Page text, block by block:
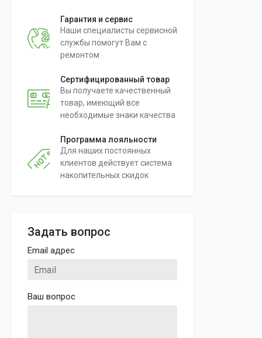
Гарантия и сервис
Наши специалисты сервисной
службы помогут Вам с
ремонтом
Сертифицированный товар
Вы получаете качественный
товар, имеющий все
необходимые знаки качества
Программа лояльности
Для наших постоянных
клиентов действует система
накопительных скидок
Задать вопрос
Email адрес
Ваш вопрос